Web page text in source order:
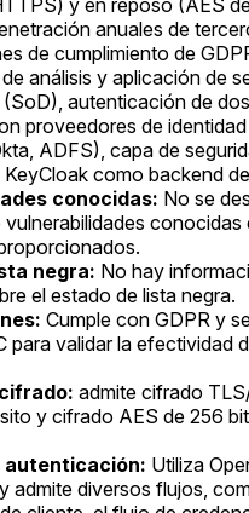
y en reposo (AES
anuales de
de cumplimiento de
análisis y aplicación de
autenticación de
proveedores de
ADFS), capa de
como backend
conocidas: No se
vulnerabilidades conocidas
negra: No hay
el estado de lista negra.
Cumple con GDPR y
para validar la efectividad
admite cifrado
y cifrado AES de 256
autenticación: Utiliza
admite diversos flujos,